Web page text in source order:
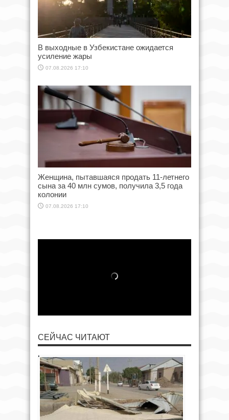
В выходные в Узбекистане ожидается
усиление жары
07.08.2026 17:10
Женщина, пытавшаяся продать 11-летнего
сына за 40 млн сумов, получила 3,5 года
колонии
07.08.2026 17:10
СЕЙЧАС ЧИТАЮТ